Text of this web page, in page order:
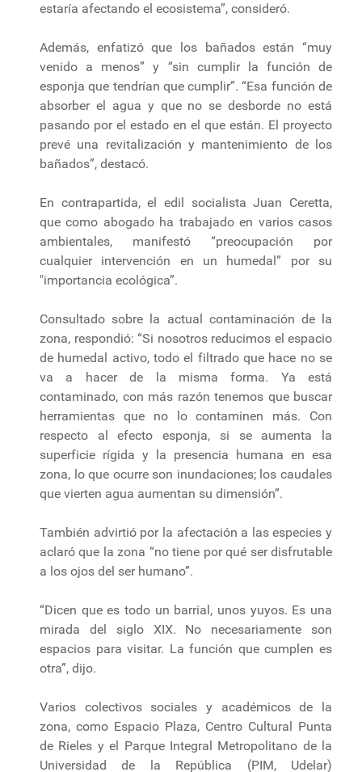
estaría afectando el ecosistema”, consideró.
Además, enfatizó que los bañados están “muy
venido a menos” y “sin cumplir la función de
esponja que tendrían que cumplir”. “Esa función de
absorber el agua y que no se desborde no está
pasando por el estado en el que están. El proyecto
prevé una revitalización y mantenimiento de los
bañados”, destacó.
En contrapartida, el edil socialista Juan Ceretta,
que como abogado ha trabajado en varios casos
ambientales, manifestó “preocupación por
cualquier intervención en un humedal” por su
"importancia ecológica”.
Consultado sobre la actual contaminación de la
zona, respondió: “Si nosotros reducimos el espacio
de humedal activo, todo el filtrado que hace no se
va a hacer de la misma forma. Ya está
contaminado, con más razón tenemos que buscar
herramientas que no lo contaminen más. Con
respecto al efecto esponja, si se aumenta la
superficie rígida y la presencia humana en esa
zona, lo que ocurre son inundaciones; los caudales
que vierten agua aumentan su dimensión”.
También advirtió por la afectación a las especies y
aclaró que la zona “no tiene por qué ser disfrutable
a los ojos del ser humano”.
“Dicen que es todo un barrial, unos yuyos. Es una
mirada del siglo XIX. No necesariamente son
espacios para visitar. La función que cumplen es
otra”, dijo.
Varios colectivos sociales y académicos de la
zona, como Espacio Plaza, Centro Cultural Punta
de Rieles y el Parque Integral Metropolitano de la
Universidad de la República (PIM, Udelar)